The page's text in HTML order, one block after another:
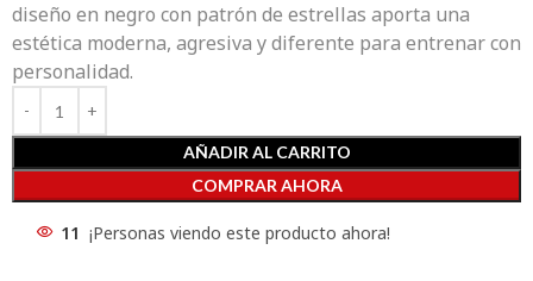
diseño en negro con patrón de estrellas aporta una
estética moderna, agresiva y diferente para entrenar con
personalidad.
AÑADIR AL CARRITO
COMPRAR AHORA
11 ¡Personas viendo este producto ahora!